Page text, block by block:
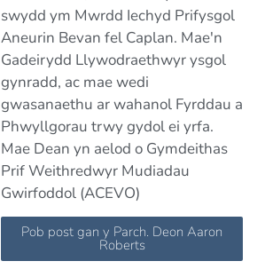
swydd ym Mwrdd Iechyd Prifysgol
Aneurin Bevan fel Caplan. Mae'n
Gadeirydd Llywodraethwyr ysgol
gynradd, ac mae wedi
gwasanaethu ar wahanol Fyrddau a
Phwyllgorau trwy gydol ei yrfa.
Mae Dean yn aelod o Gymdeithas
Prif Weithredwyr Mudiadau
Gwirfoddol (ACEVO)
Pob post gan y Parch. Deon Aaron
Roberts